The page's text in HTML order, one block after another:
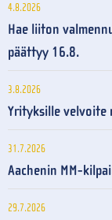
4.8.2026
Hae liiton
päättyy 16.8.
3.8.2026
Yrityksille
31.7.2026
Aachenin MM-
29.7.2026